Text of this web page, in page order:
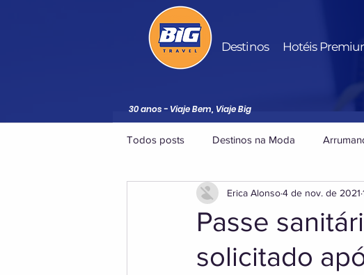
Destinos Hotéis
30 anos - Viaje Bem, Viaje Big
Todos posts Destinos na Moda
Passe
solicitado
Erica Alonso4 de nov. de 2021